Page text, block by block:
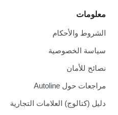
معلومات
الشروط والأحكام
سياسة الخصوصية
نصائح للأمان
مراجعات حول Autoline
دليل (كتالوج) العلامات التجارية